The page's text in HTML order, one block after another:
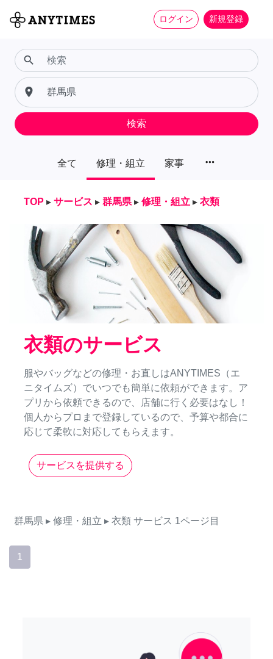
ログイン 新規登録
全て 修理・組立 家事 more_horiz
search
place
検索
TOP ▸ サービス ▸ 群馬県 ▸ 修理・組立 ▸ 衣類
衣類のサービス
服やバッグなどの修理・お直しはANYTIMES（エ
ニタイムズ）でいつでも簡単に依頼ができます。ア
プリから依頼できるので、店舗に行く必要はなし！
個人からプロまで登録しているので、予算や都合に
応じて柔軟に対応してもらえます。
サービスを提供する
群馬県 ▸ 修理・組立 ▸ 衣類 サービス 1ページ目
1